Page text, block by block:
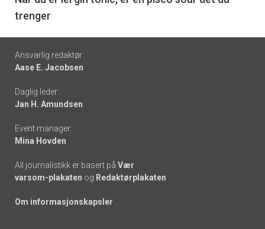
trenger
Footer
-
links
Ansvarlig redaktør:
Aase E. Jacobsen
Daglig leder:
Jan H. Amundsen
Event manager:
Mina Hovden
All journalistikk er basert på Vær
varsom-plakaten og Redaktørplakaten
Om informasjonskapsler